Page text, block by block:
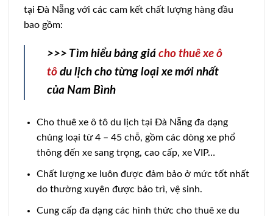
tại Đà Nẵng với các cam kết chất lượng hàng đầu
bao gồm:
>>> Tìm hiểu bảng giá cho thuê xe ô
tô du lịch cho từng loại xe mới nhất
của Nam Bình
Cho thuê xe ô tô du lịch tại Đà Nẵng đa dạng
chủng loại từ 4 – 45 chỗ, gồm các dòng xe phổ
thông đến xe sang trọng, cao cấp, xe VIP…
Chất lượng xe luôn được đảm bảo ở mức tốt nhất
do thường xuyên được bảo trì, vệ sinh.
Cung cấp đa dạng các hình thức cho thuê xe du